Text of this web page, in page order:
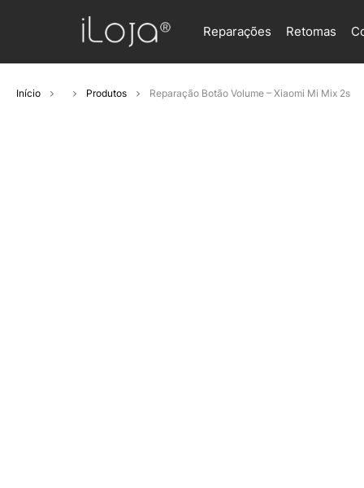
Reparações Retomas
Início Produtos Reparação Botão Volume – Xiaomi Mi Mix 2s